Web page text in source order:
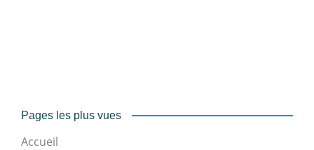
Pages les plus vues
Accueil